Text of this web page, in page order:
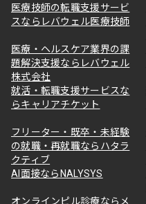
医療技師の転職支援サービ
スならレバウェル医療技師
医療・ヘルスケア業界の課
題解決支援ならレバウェル
株式会社
就活・転職支援サービスな
らキャリアチケット
フリーター・既卒・未経験
の就職・再就職ならハタラ
クティブ
AI面接ならNALYSYS
オンラインピル診療ならメ